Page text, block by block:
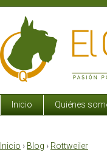
Inicio Quiénes
Inicio › Blog › Rottweiler